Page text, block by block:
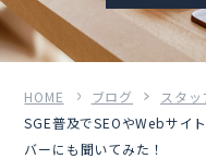
HOME ブログ
スタ
SGE普及でSEOやWebサイ
バーにも聞いてみた！